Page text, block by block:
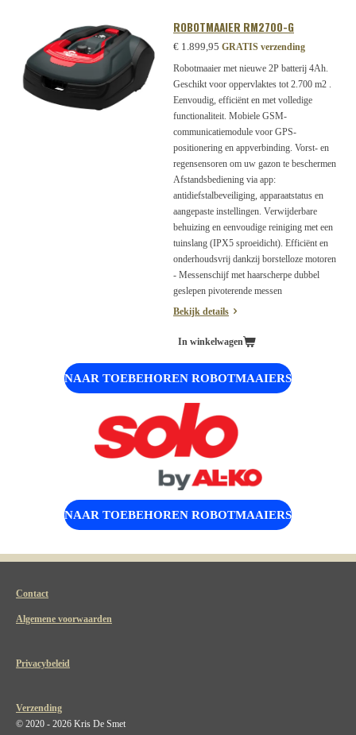
ROBOTMAAIER RM2700-G
€ 1.899,95 GRATIS verzending
Robotmaaier met nieuwe 2P batterij 4Ah.
Geschikt voor oppervlaktes tot 2.700 m2 .
Eenvoudig, efficiënt en met volledige
functionaliteit. Mobiele GSM-
communicatiemodule voor GPS-
positionering en appverbinding. Vorst- en
regensensoren om uw gazon te beschermen
Afstandsbediening via app:
antidiefstalbeveiliging, apparaatstatus en
aangepaste instellingen. Verwijderbare
behuizing en eenvoudige reiniging met een
tuinslang (IPX5 sproeidicht). Efficiënt en
onderhoudsvrij dankzij borstelloze motoren
- Messenschijf met haarscherpe dubbel
geslepen pivoterende messen
Bekijk details
In winkelwagen
NAAR TOEBEHOREN ROBOTMAAIERS
NAAR TOEBEHOREN ROBOTMAAIERS
Contact
Algemene voorwaarden
Privacybeleid
Verzending
© 2020 - 2026 Kris De Smet